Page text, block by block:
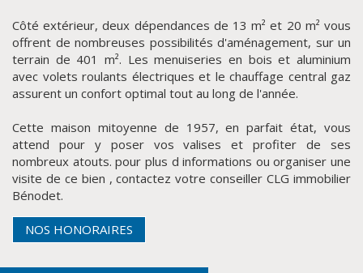
Côté extérieur, deux dépendances de 13 m² et 20 m² vous
offrent de nombreuses possibilités d'aménagement, sur un
terrain de 401 m². Les menuiseries en bois et aluminium
avec volets roulants électriques et le chauffage central gaz
assurent un confort optimal tout au long de l'année.
Cette maison mitoyenne de 1957, en parfait état, vous
attend pour y poser vos valises et profiter de ses
nombreux atouts. pour plus d informations ou organiser une
visite de ce bien , contactez votre conseiller CLG immobilier
Bénodet.
NOS HONORAIRES